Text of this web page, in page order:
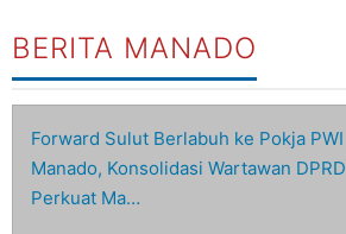
BERITA MANADO
Forward Sulut Berlabuh ke Pokja PWI
Manado, Konsolidasi Wartawan DPRD
Perkuat Ma…